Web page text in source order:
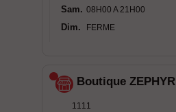
Sam. 08H00 A 21H00
Dim. FERME
Boutique ZEPHYR
1111